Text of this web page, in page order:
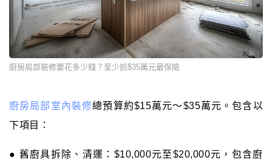
廚房局部裝修要花多少錢？至少抓$35萬元最保險
廚房局部室內裝修總預算約$15萬元～$35萬元。包含以
下項目：
● 舊廚具拆除、清運：$10,000元至$20,000元，包含廚